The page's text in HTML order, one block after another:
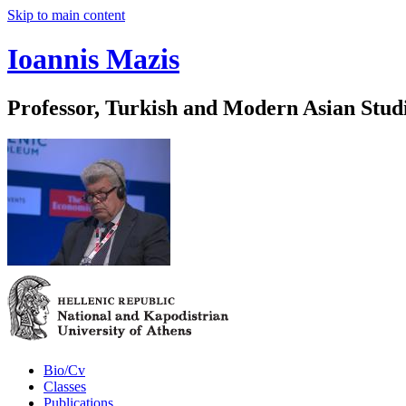
Skip to main content
Ioannis Mazis
Professor, Turkish and Modern Asian
Bio/Cv
Classes
Publications